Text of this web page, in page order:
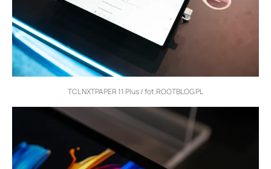
TCL NXTPAPER 11 Plus / fot.ROOTBLOG.PL